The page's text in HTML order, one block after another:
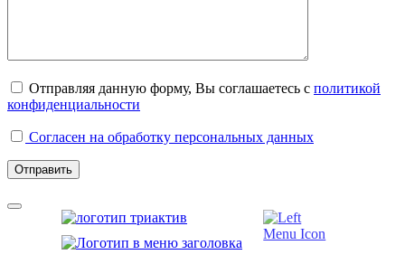
Отправляя данную форму, Вы соглашаетесь с политикой
конфиденциальности
Согласен на обработку персональных данных